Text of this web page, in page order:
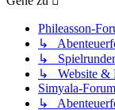
Phileasson-
↳
↳
↳ Website &
Simyala-Forum
↳